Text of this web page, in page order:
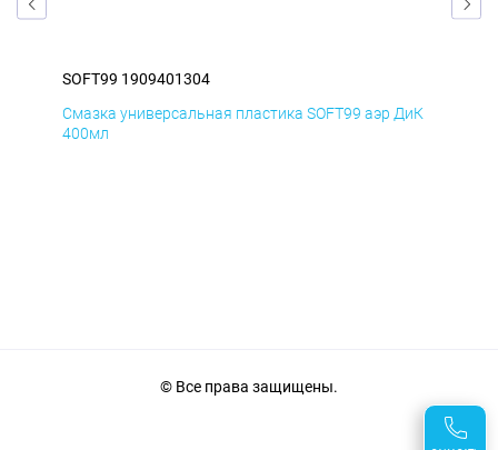
SOFT99 1909401304
Смазка универсальная пластика SOFT99 аэр ДиК
400мл
© Все права защищены.